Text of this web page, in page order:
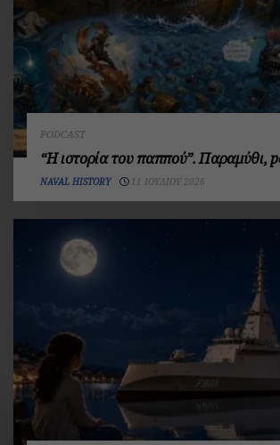
PODCAST
“Η ιστορία του παππού”. Παραμύθι,
NAVAL HISTORY 11 ΙΟΥΛΊΟΥ 2026